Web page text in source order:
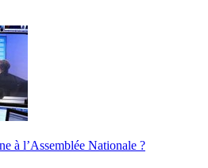
à l’Assemblée Nationale ?